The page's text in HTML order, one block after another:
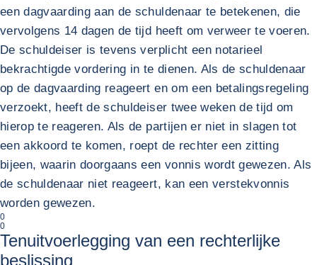
een dagvaarding aan de schuldenaar te betekenen, die
vervolgens 14 dagen de tijd heeft om verweer te voeren.
De schuldeiser is tevens verplicht een notarieel
bekrachtigde vordering in te dienen. Als de schuldenaar
op de dagvaarding reageert en om een betalingsregeling
verzoekt, heeft de schuldeiser twee weken de tijd om
hierop te reageren. Als de partijen er niet in slagen tot
een akkoord te komen, roept de rechter een zitting
bijeen, waarin doorgaans een vonnis wordt gewezen. Als
de schuldenaar niet reageert, kan een verstekvonnis
worden gewezen.
0
0
Tenuitvoerlegging van een rechterlijke
beslissing